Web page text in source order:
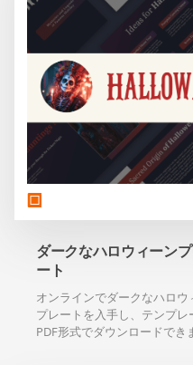
ダークなハロウィーン
ート
オンラインでダークなハロ
プレートを入手し、テンプ
PDF形式でダウンロードでき